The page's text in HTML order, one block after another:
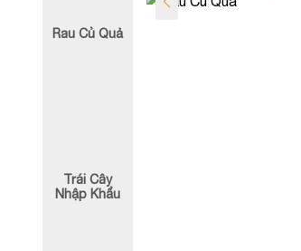
Rau Củ Quả
Trái Cây
Nhập Khẩu